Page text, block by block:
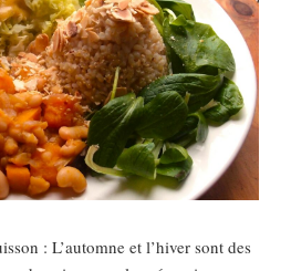
: L’automne et l’hiver sont des